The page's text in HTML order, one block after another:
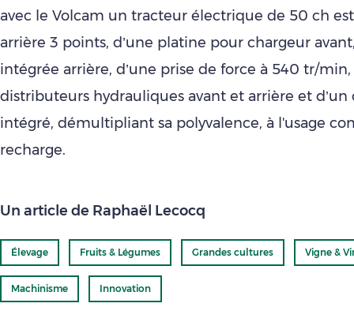
avec le Volcam un tracteur électrique de 50 ch
arrière 3 points, d’une platine pour chargeur
intégrée arrière, d’une prise de force à 540 tr/
distributeurs hydrauliques avant et arrière et d’un
intégré, démultipliant sa polyvalence, à l'usage
recharge.
Un article de Raphaël Lecocq
Élevage Fruits & Légumes Grandes cultures Vigne &
Machinisme Innovation